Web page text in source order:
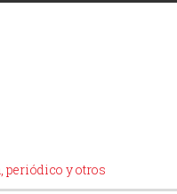
periódico y otros